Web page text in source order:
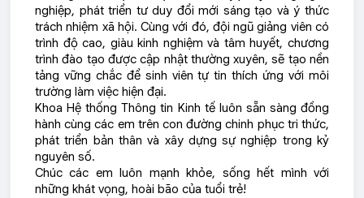
nghiệp, phát triển tư duy đổi mới sáng tạo và ý thức
trách nhiệm xã hội. Cùng với đó, đội ngũ giảng viên có
trình độ cao, giàu kinh nghiệm và tâm huyết, chương
trình đào tạo được cập nhật thường xuyên, sẽ tạo nền
tảng vững chắc để sinh viên tự tin thích ứng với môi
trường làm việc hiện đại.
Khoa Hệ thống Thông tin Kinh tế luôn sẵn sàng đồng
hành cùng các em trên con đường chinh phục tri thức,
phát triển bản thân và xây dựng sự nghiệp trong kỷ
nguyên số.
Chúc các em luôn mạnh khỏe, sống hết mình với
những khát vọng, hoài bão của tuổi trẻ!